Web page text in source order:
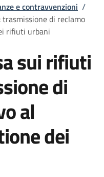
e contravvenzioni /
di reclamo
rifiuti urbani
sui rifiuti
di
al
dei